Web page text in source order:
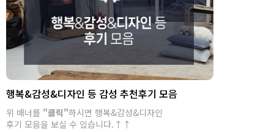
행복&감성&디자인 등 감성 추천후기 모음
위 배너를 "클릭"하시면 행복&감성&디자인
후기 모음을 보실 수 있습니다.↑↑